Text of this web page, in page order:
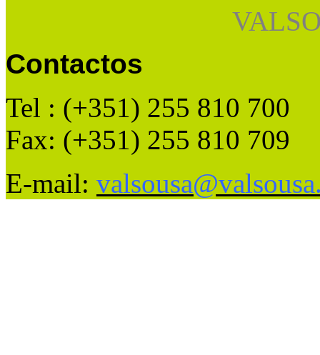
Contactos
Tel : (+351) 255 810 700
Fax: (+351) 255 810 709
E-mail: